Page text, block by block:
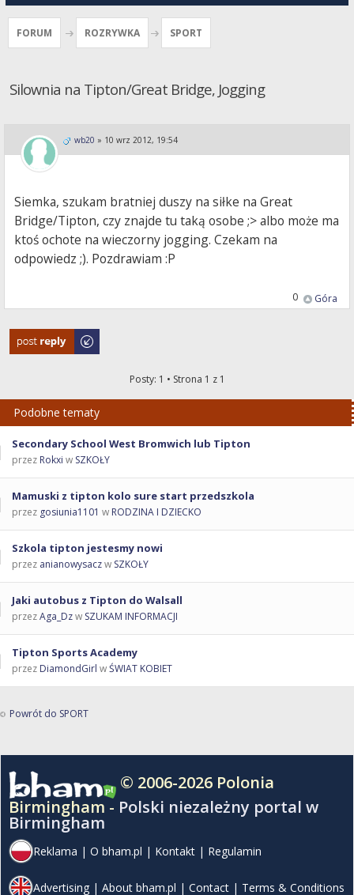
FORUM ROZRYWKA SPORT
Silownia na Tipton/Great Bridge, Jogging
wb20 » 10 wrz 2012, 19:54
Siemka, szukam bratniej duszy na siłke na Great
Bridge/Tipton, czy znajde tu taką osobe ;> albo może ma
ktoś ochote na wieczorny jogging. Czekam na
odpowiedz ;). Pozdrawiam :P
Góra
0
Odpowiedz
Posty: 1 • Strona 1 z 1
Podobne tematy
Secondary School West Bromwich lub Tipton
przez Rokxi w SZKOŁY
Mamuski z tipton kolo sure start przedszkola
przez gosiunia1101 w RODZINA I DZIECKO
Szkola tipton jestesmy nowi
przez anianowysaczw SZKOŁY
Jaki autobus z Tipton do Walsall
przezAga_Dzw SZUKAM INFORMACJI
Tipton Sports Academy
przez DiamondGirl wŚWIAT KOBIET
Powrót do SPORT
© 2006-2026 Polonia
Birmingham - Polski niezależny portal w
Birmingham
Reklama | O bham.pl | Kontakt | Regulamin
Advertising | About bham.pl | Contact | Terms & Conditions